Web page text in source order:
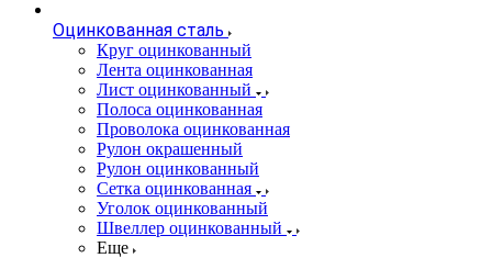
Оцинкованная сталь
Круг оцинкованный
Лента оцинкованная
Лист оцинкованный
Полоса оцинкованная
Проволока оцинкованная
Рулон окрашенный
Рулон оцинкованный
Сетка оцинкованная
Уголок оцинкованный
Швеллер оцинкованный
Еще